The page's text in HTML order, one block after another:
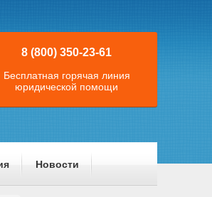
8 (800) 350-23-61
Бесплатная горячая линия
юридической помощи
Новости